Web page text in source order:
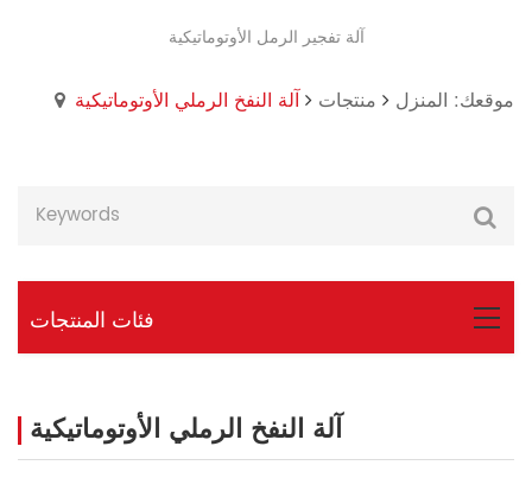
آلة تفجير الرمل الأوتوماتيكية
موقعك: المنزل منتجات آلة النفخ الرملي الأوتوماتيكية
فئات المنتجات
آلة النفخ الرملي الأوتوماتيكية